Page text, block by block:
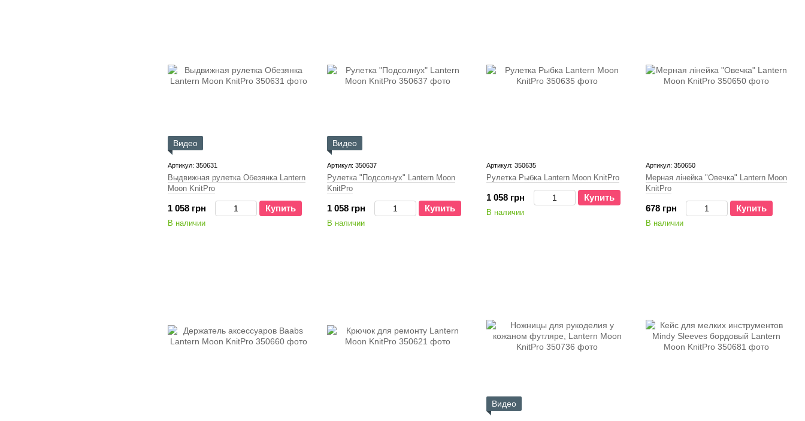
Видео
Артикул: 350631
Выдвижная рулетка Обезянка Lantern
Moon KnitPro
1 058 грн Купить
В наличии
Видео
Артикул: 350637
Рулетка "Подсолнух" Lantern Moon
KnitPro
1 058 грн Купить
В наличии
Артикул: 350635
Рулетка Рыбка Lantern Moon KnitPro
1 058 грн Купить
В наличии
Артикул: 350650
Мерная лінейка "Овечка" Lantern Moon
KnitPro
678 грн Купить
В наличии
Видео